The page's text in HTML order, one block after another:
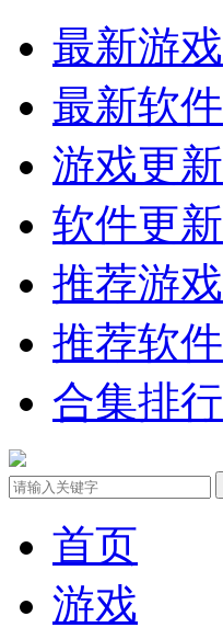
最新游戏
最新软件
游戏更新
软件更新
推荐游戏
推荐软件
合集排行
首页
游戏